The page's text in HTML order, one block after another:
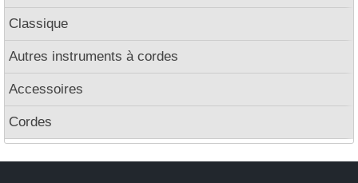
Classique
Autres instruments à cordes
Accessoires
Cordes